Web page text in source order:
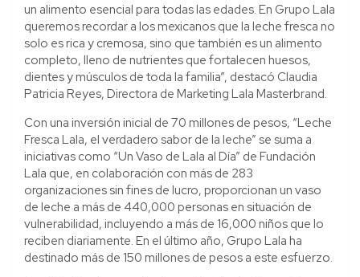
un alimento esencial para todas las edades. En Grupo Lala
queremos recordar a los mexicanos que la leche fresca no
solo es rica y cremosa, sino que también es un alimento
completo, lleno de nutrientes que fortalecen huesos,
dientes y músculos de toda la familia”, destacó Claudia
Patricia Reyes, Directora de Marketing Lala Masterbrand.
Con una inversión inicial de 70 millones de pesos, “Leche
Fresca Lala, el verdadero sabor de la leche” se suma a
iniciativas como “Un Vaso de Lala al Día” de Fundación
Lala que, en colaboración con más de 283
organizaciones sin fines de lucro, proporcionan un vaso
de leche a más de 440,000 personas en situación de
vulnerabilidad, incluyendo a más de 16,000 niños que lo
reciben diariamente. En el último año, Grupo Lala ha
destinado más de 150 millones de pesos a este esfuerzo.